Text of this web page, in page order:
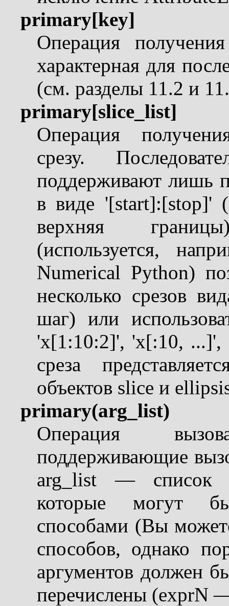
primary[key]
Операция
характерная для
(см. разделы 11.2 и
primary[slice_list]
Операция
срезу.
поддерживают лишь
в виде
верхняя
(используется,
Numerical Python)
несколько срезов
шаг) или
'x[1:10:2]', 'x[:10, ...]',
среза
объектов slice и
primary(arg_list)
Операция
поддерживающие
arg_list — список
которые могут
способами (Вы
способов, однако
аргументов должен
перечислены (exprN